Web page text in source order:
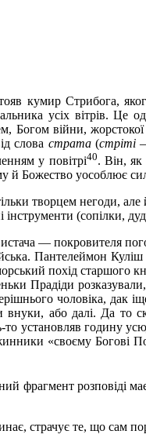
кумир Стрибога,
усіх вітрів. Це
війни,
слова страта(стріті—
у повітрі40. Він, як
й Божество уособлює
творцем негоди,
(сопілки,
— покровителя
Пантелеймон Куліш
похід старшого
Прадіди
чоловіка, дак
внуки, або далі. Да то
установляв годину
«своєму Богові
фрагмент розповіді
страчує те, що сам